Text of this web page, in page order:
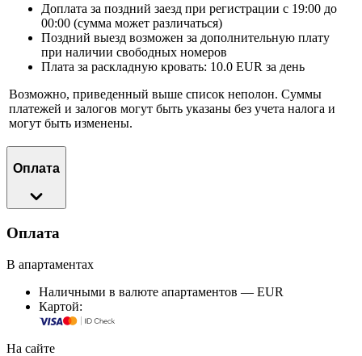
Доплата за поздний заезд при регистрации с 19:00 до
00:00 (сумма может различаться)
Поздний выезд возможен за дополнительную плату
при наличии свободных номеров
Плата за раскладную кровать: 10.0 EUR за день
Возможно, приведенный выше список неполон. Суммы
платежей и залогов могут быть указаны без учета налога и
могут быть изменены.
Оплата
Оплата
В апартаментах
Наличными в валюте апартаментов — EUR
Картой:
На сайте